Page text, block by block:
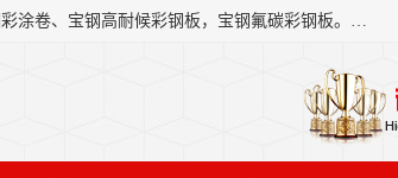
上海轩本实业有限公司主营产品：宝钢彩钢板、宝钢彩钢卷、宝钢彩涂板、宝钢彩涂卷、宝钢高耐候彩钢板，宝钢氟碳彩钢板。是一家集钢铁贸易，物流、加工为一体的产业全配套公司。